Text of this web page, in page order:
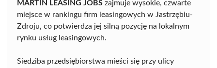
MARTIN LEASING JOBS zajmuje wysokie, czwarte
miejsce w rankingu firm leasingowych w Jastrzębiu-
Zdroju, co potwierdza jej silną pozycję na lokalnym
rynku usług leasingowych.
Siedziba przedsiębiorstwa mieści się przy ulicy